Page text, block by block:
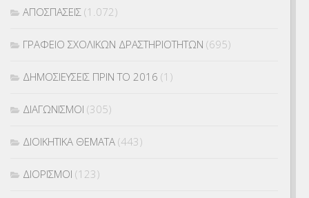
ΑΠΟΣΠΑΣΕΙΣ (1.072)
ΓΡΑΦΕΙΟ ΣΧΟΛΙΚΩΝ ΔΡΑΣΤΗΡΙΟΤΗΤΩΝ (695)
ΔΗΜΟΣΙΕΥΣΕΙΣ ΠΡΙΝ ΤΟ 2016 (1)
ΔΙΑΓΩΝΙΣΜΟΙ (305)
ΔΙΟΙΚΗΤΙΚΑ ΘΕΜΑΤΑ (443)
ΔΙΟΡΙΣΜΟΙ (123)